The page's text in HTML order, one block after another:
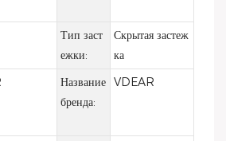
Тип заст
ежки:
Скрытая застеж
ка
Название
бренда:
VDEAR